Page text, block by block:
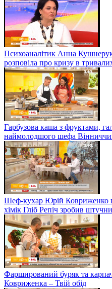
Психоаналітик Анна
розповіла про кризу в
Гарбузова каша з фруктами,
наймолодшого шефа
Шеф-кухар Юрій Ковриженко
хімік Гліб Репіч зробив
Фарширований буряк та
Ковриженка – Твій обід